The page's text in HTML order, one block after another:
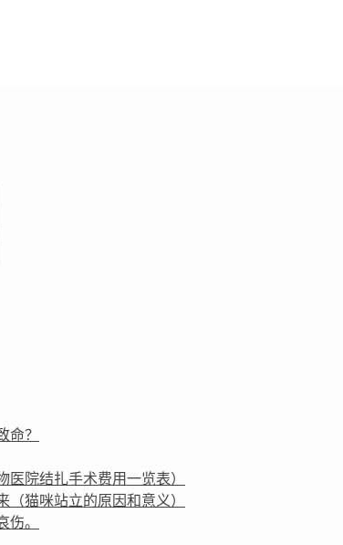
命？
医院结扎手术费用一览表）
（猫咪站立的原因和意义）
伤。